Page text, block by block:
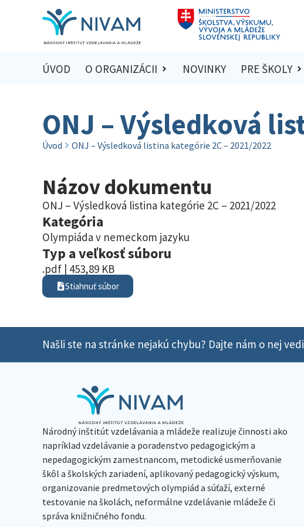
ÚVOD O ORGANIZÁCII NOVINKY PRE ŠKOLY
ONJ – Výsledková
Úvod ONJ – Výsledková listina kategórie 2C – 2021/2022
Názov dokumentu
ONJ – Výsledková listina kategórie 2C – 2021/2022
Kategória
Olympiáda v nemeckom jazyku
Typ a veľkosť súboru
.pdf | 453,89 KB
Stiahnuť súbor
Našli ste na stránke nejakú chybu? Dajte nám o nej
Národný inštitút vzdelávania a mládeže realizuje činnosti ako
napríklad vzdelávanie a poradenstvo pedagogickým a
nepedagogickým zamestnancom, metodické usmerňovanie
škôl a školských zariadení, aplikovaný pedagogický výskum,
organizovanie predmetových olympiád a súťaží, externé
testovanie na školách, neformálne vzdelávanie mládeže či
správa knižničného fondu.